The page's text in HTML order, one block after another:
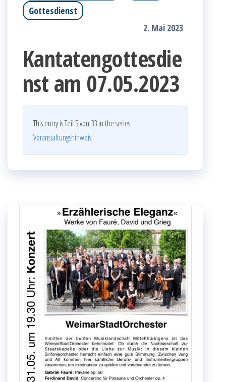
Gottesdienst
2. Mai 2023
Kantatengottesdie
nst am 07.05.2023
This entry is Teil 5 von 33 in the series
Veranstaltungshinweis